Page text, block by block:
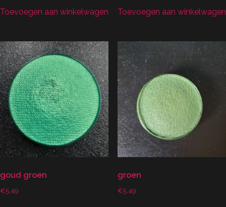
Toevoegen aan winkelwagen Toevoegen aan winkelwagen
goud groen
€5.49
groen
€5.49